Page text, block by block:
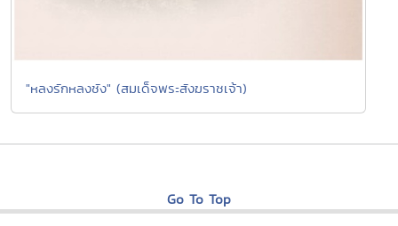
"หลงรักหลงชัง" (สมเด็จพระสังฆราชเจ้า)
Go To Top